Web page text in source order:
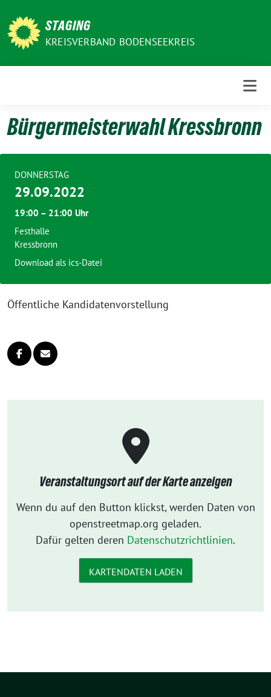
zum
Inhalt
STAGING
KREISVERBAND BODENSEEKREIS
Bürgermeisterwahl Kressbronn
Öffentliche Kandidatenvorstellung
DONNERSTAG
29.09.2022
19:00 – 21:00 Uhr
Festhalle
Kressbronn
Download als ics-Datei
Veranstaltungsort auf der Karte anzeigen
Wenn du auf den Button klickst, werden Daten von
openstreetmap.org geladen.
Dafür gelten deren Datenschutzrichtlinien.
KARTENDATEN LADEN